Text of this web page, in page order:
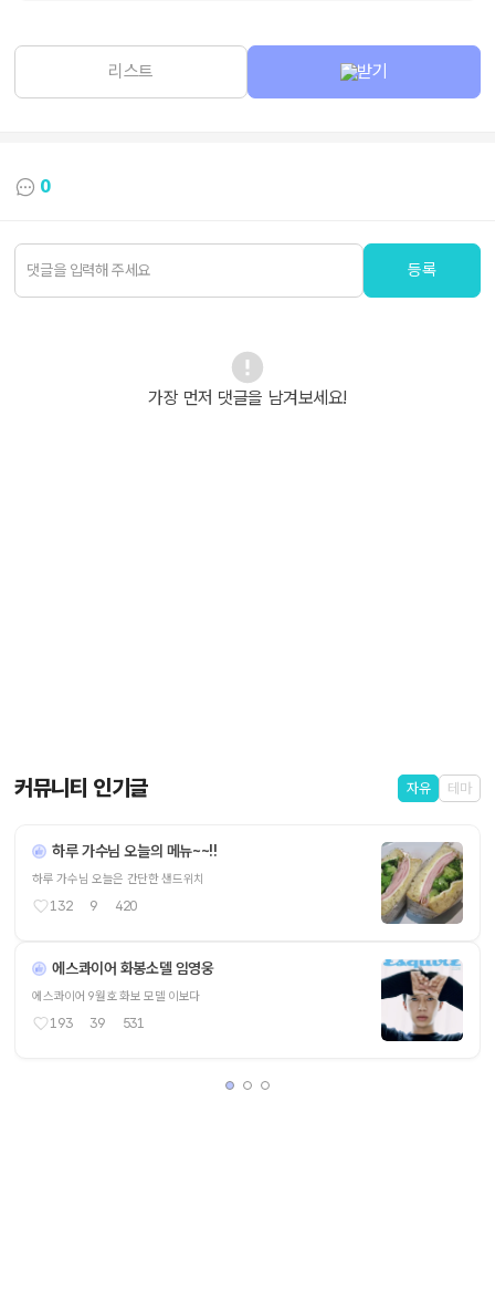
리스트 받기
0
등록
가장 먼저 댓글을 남겨보세요!
커뮤니티 인기글 자유 테마
하루 가수님 오늘의 메뉴~~!!
하루 가수님 오늘은 간단한 샌드위치
132 9 420
에스콰이어 화봉소델 임영웅
에스콰이어 9월호 화보 모델 이보다
193 39 531